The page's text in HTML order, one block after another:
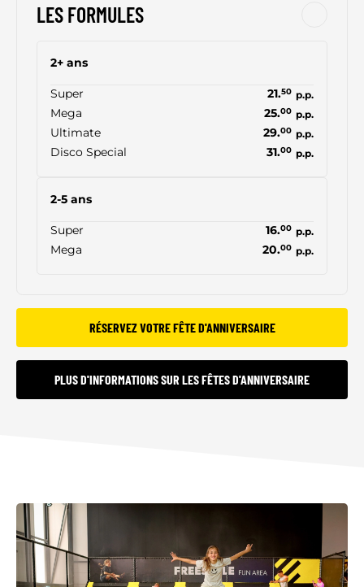
LES FORMULES
2+ ans
Super 21.50 p.p.
Mega 25.00 p.p.
Ultimate 29.00 p.p.
Disco Special 31.00 p.p.
2-5 ans
Super 16.00 p.p.
Mega 20.00 p.p.
RÉSERVEZ VOTRE FÊTE D'ANNIVERSAIRE
PLUS D'INFORMATIONS SUR LES FÊTES D'ANNIVERSAIRE